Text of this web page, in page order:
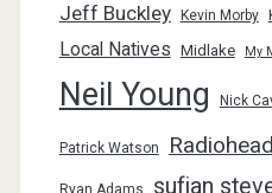
Jeff Buckley Kevin Morby
Local Natives Midlake My
Neil Young Nick
Patrick Watson Radiohead
Ryan Adams sufjan